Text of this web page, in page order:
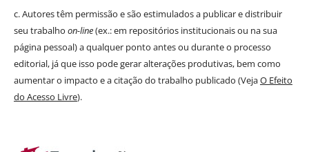
c. Autores têm permissão e são estimulados a publicar e distribuir
seu trabalho on-line(ex.: em repositórios institucionais ou na sua
página pessoal) a qualquer ponto antes ou durante o processo
editorial, já que isso pode gerar alterações produtivas, bem como
aumentar o impacto e a citação do trabalho publicado (VejaO Efeito
do Acesso Livre).